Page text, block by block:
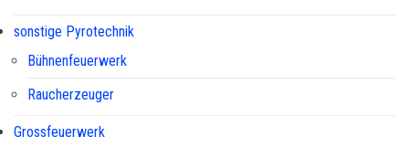
sonstige Pyrotechnik
Bühnenfeuerwerk
Raucherzeuger
Grossfeuerwerk